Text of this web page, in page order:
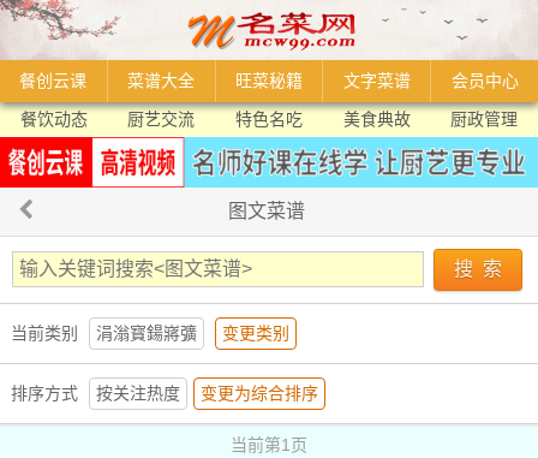
餐创云课 菜谱大全 旺菜秘籍 文字菜谱
会员中心
餐饮动态
厨艺交流 特色名吃 美食典故 厨政管理
图文菜谱
当前类别 涓滃寳鍚嶈彍 变更类别
排序方式 按关注热度 变更为综合排序
当前第1页